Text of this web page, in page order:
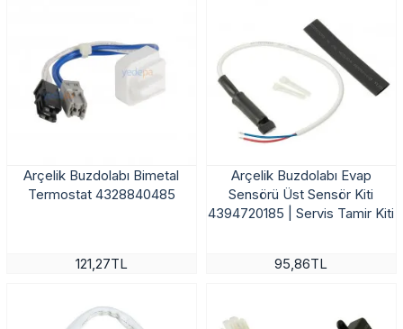
Arçelik Buzdolabı Bimetal
Termostat 4328840485
121,27TL
Arçelik Buzdolabı Evap
Sensörü Üst Sensör Kiti
4394720185 | Servis Tamir Kiti
95,86TL